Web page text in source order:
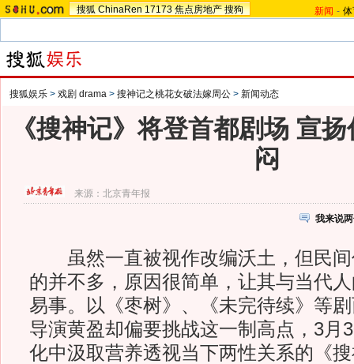
搜狐 ChinaRen 17173 焦点房地产 搜狗 新闻 -
搜狐娱乐 > 戏剧 drama > 搜神记之桃花女破法嫁周公 > 新闻动态
《搜神记》将登首都剧场 宣
闷
来源：北京青年报
我来说
虽然一直被视作改编沃土，但民间
的并不多，原因很简单，让其与当代
易事。以《枣树》、《未完待续》等
导演黄盈却偏要挑战这一制高点，3月
化中汲取营养透视当下两性关系的《